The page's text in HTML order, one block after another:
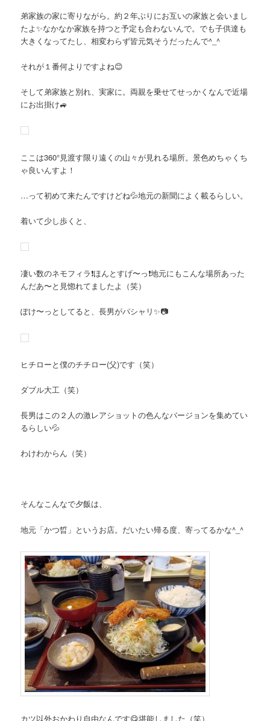
弟家族の家に寄りながら。約２年ぶりにお互いの家族と会いまし
たよ✨なかなか家族を持つと予定も合わないんで。でも子供達も
大きくなってたし、相変わらず皆元気そうだったんで^_^
それが１番何よりですよね😊
そして弟家族と別れ、実家に。両親を乗せてせっかくなんで近場
にお出掛け🚙
ここは360°見渡す限り遠くの山々が見れる場所。景色めちゃくち
ゃ良いんすよ！
…って初めて来たんですけどね💦地元の新聞によく載るらしい。
着いて少し歩くと、
凄い数のネモフィラ❗️ほんとすげ〜っ❗️地元にもこんな場所あった
んだあ〜と見惚れてましたよ（笑）
ぽけ〜っとしてると、長男がパシャリ✨📷
ヒチローと僕のチチロー(父)です（笑）
ダブル大工（笑）
長男はこの２人の激レアショットの色んなバージョンを集めてい
るらしい💦
わけわからん（笑）
そんなこんなで夕飯は、
地元「かつ晢」というお店。だいたい帰る度、寄ってるかな^_^
カツ以外おかわり自由なんです😋堪能しました（笑）